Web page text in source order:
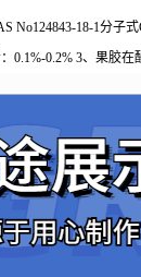
No124843-18-1分子
0.1%-0.2% 3、果